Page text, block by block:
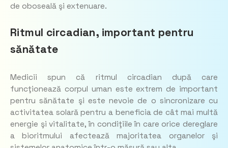
de oboseală şi extenuare.
Ritmul circadian, important pentru
sănătate
Medicii spun că ritmul circadian după care
funcţionează corpul uman este extrem de important
pentru sănătate şi este nevoie de o sincronizare cu
activitatea solară pentru a beneficia de cât mai multă
energie şi vitalitate, în condiţiile în care orice dereglare
a bioritmului afectează majoritatea organelor şi